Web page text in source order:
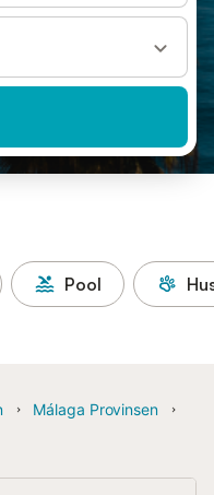
Pool
Málaga Provinsen